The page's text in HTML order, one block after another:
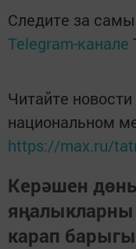
Следите за
Telegram-канале
Читайте
национальном
https://max.ru/
Керәшен
яңалыкларны
карап